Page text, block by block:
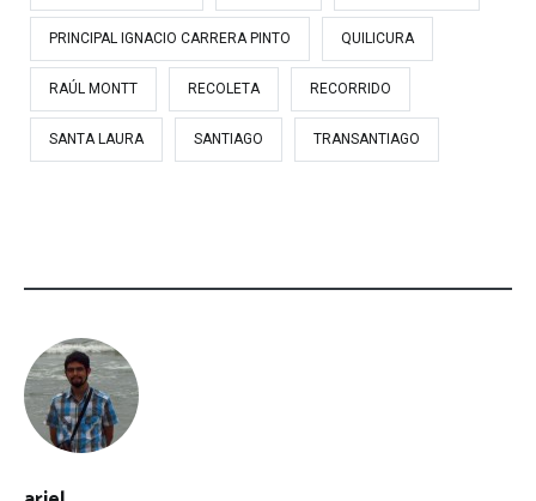
PRINCIPAL IGNACIO CARRERA PINTO QUILICURA
RAÚL MONTT RECOLETA RECORRIDO
SANTA LAURA SANTIAGO TRANSANTIAGO